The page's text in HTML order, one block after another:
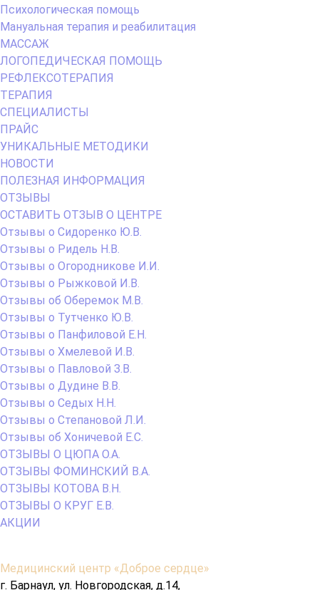
Психологическая помощь
Мануальная терапия и реабилитация
МАССАЖ
ЛОГОПЕДИЧЕСКАЯ ПОМОЩЬ
РЕФЛЕКСОТЕРАПИЯ
ТЕРАПИЯ
СПЕЦИАЛИСТЫ
ПРАЙС
УНИКАЛЬНЫЕ МЕТОДИКИ
НОВОСТИ
ПОЛЕЗНАЯ ИНФОРМАЦИЯ
ОТЗЫВЫ
ОСТАВИТЬ ОТЗЫВ О ЦЕНТРЕ
Отзывы о Сидоренко Ю.В.
Отзывы о Ридель Н.В.
Отзывы о Огородникове И.И.
Отзывы о Рыжковой И.В.
Отзывы об Оберемок М.В.
Отзывы о Тутченко Ю.В.
Отзывы о Панфиловой Е.Н.
Отзывы о Хмелевой И.В.
Отзывы о Павловой З.В.
Отзывы о Дудине В.В.
Отзывы о Седых Н.Н.
Отзывы о Степановой Л.И.
Отзывы об Хоничевой Е.С.
ОТЗЫВЫ О ЦЮПА О.А.
ОТЗЫВЫ ФОМИНСКИЙ В.А.
ОТЗЫВЫ КОТОВА В.Н.
ОТЗЫВЫ О КРУГ Е.В.
АКЦИИ
Содержимое
подвала
Медицинский центр «Доброе сердце»
г. Барнаул, ул. Новгородская, д.14,